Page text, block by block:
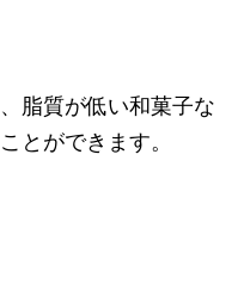
脂質が低い和菓子な
とができます。